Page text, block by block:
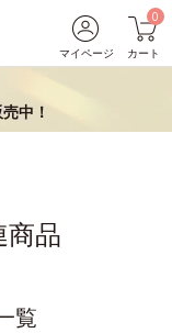
マイページ
0
カート
中！
品
覧